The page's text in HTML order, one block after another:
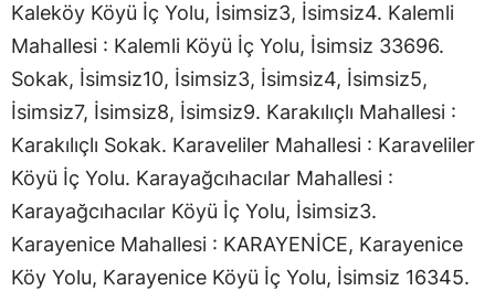
Kaleköy Köyü İç Yolu, İsimsiz3, İsimsiz4. Kalemli
Mahallesi : Kalemli Köyü İç Yolu, İsimsiz 33696.
Sokak, İsimsiz10, İsimsiz3, İsimsiz4, İsimsiz5,
İsimsiz7, İsimsiz8, İsimsiz9. Karakılıçlı Mahallesi :
Karakılıçlı Sokak. Karaveliler Mahallesi : Karaveliler
Köyü İç Yolu. Karayağcıhacılar Mahallesi :
Karayağcıhacılar Köyü İç Yolu, İsimsiz3.
Karayenice Mahallesi : KARAYENİCE, Karayenice
Köy Yolu, Karayenice Köyü İç Yolu, İsimsiz 16345.